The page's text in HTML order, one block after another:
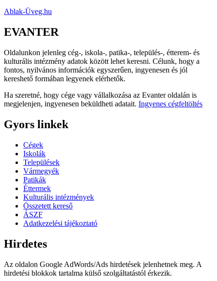
Ablak-Üveg.hu
EVANTER
Oldalunkon jelenleg cég-, iskola-, patika-, település-, étterem- és
kulturális intézmény adatok között lehet keresni. Célunk, hogy a
fontos, nyilvános információk egyszerűen, ingyenesen és jól
kereshető formában legyenek elérhetők.
Ha szeretné, hogy cége vagy vállalkozása az Evanter oldalán is
megjelenjen, ingyenesen beküldheti adatait. Ingyenes cégfeltöltés
Gyors linkek
Cégek
Iskolák
Települések
Vármegyék
Patikák
Éttermek
Kulturális intézmények
Összetett kereső
ÁSZF
Adatkezelési tájékoztató
Hirdetes
Az oldalon Google AdWords/Ads hirdetések jelenhetnek meg. A
hirdetési blokkok tartalma külső szolgáltatástól érkezik.